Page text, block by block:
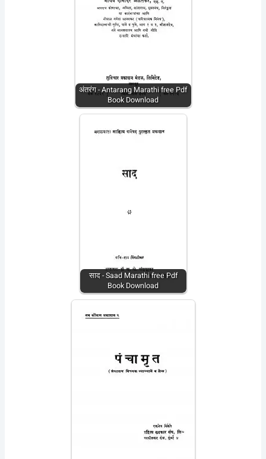
अंतरंग - Antarang Marathi free Pdf
Book Download
साद - Saad Marathi free Pdf
Book Download